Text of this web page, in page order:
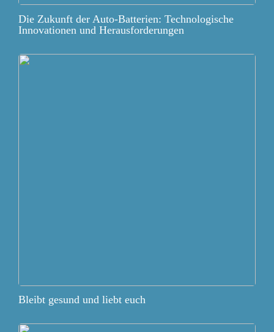
Die Zukunft der Auto-Batterien: Technologische
Innovationen und Herausforderungen
Bleibt gesund und liebt euch